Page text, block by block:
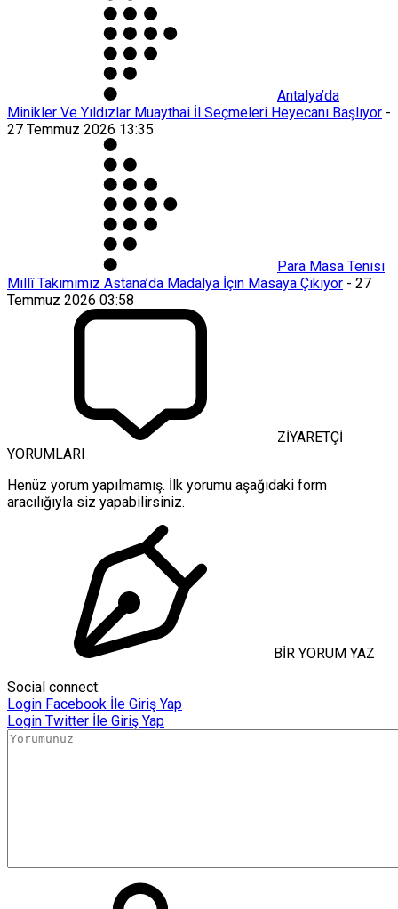
Antalya’da
Minikler Ve Yıldızlar Muaythai İl Seçmeleri Heyecanı Başlıyor -
27 Temmuz 2026 13:35
Para Masa Tenisi
Millî Takımımız Astana’da Madalya İçin Masaya Çıkıyor - 27
Temmuz 2026 03:58
ZİYARETÇİ
YORUMLARI
Henüz yorum yapılmamış. İlk yorumu aşağıdaki form
aracılığıyla siz yapabilirsiniz.
BİR YORUM YAZ
Social connect:
Login Facebook İle Giriş Yap
Login Twitter İle Giriş Yap